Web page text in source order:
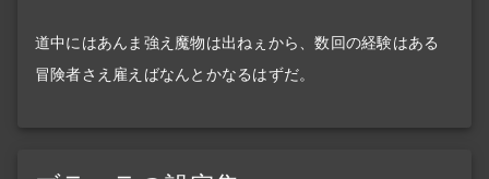
道中にはあんま強え魔物は出ねぇから、数回の経験はある
冒険者さえ雇えばなんとかなるはずだ。